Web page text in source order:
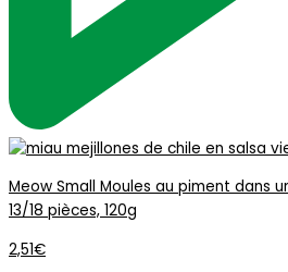
Meow Small Moules au piment dans
13/18 pièces, 120g
2,51€